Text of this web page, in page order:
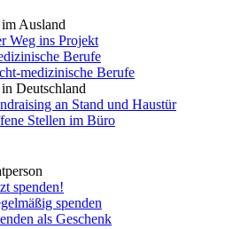
Ausland
Weg ins Projekt
Berufe
medizinische Berufe
Deutschland
an Stand und Haustür
Stellen im Büro
spenden!
spenden
als Geschenk